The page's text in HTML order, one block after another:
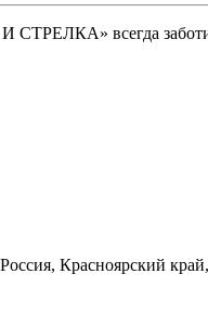
всегда
Россия, Красноярский